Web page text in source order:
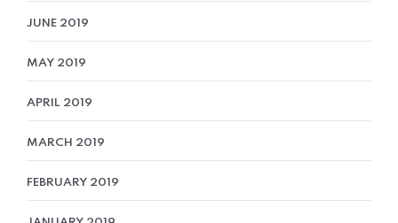
JUNE 2019
MAY 2019
APRIL 2019
MARCH 2019
FEBRUARY 2019